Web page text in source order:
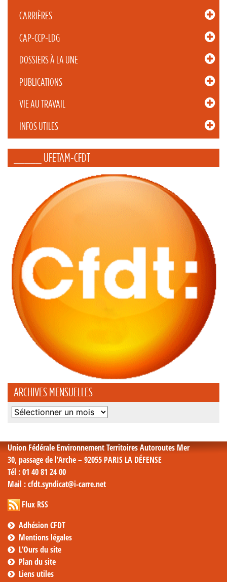
CARRIÈRES
CAP-CCP-LDG
DOSSIERS À LA UNE
PUBLICATIONS
VIE AU TRAVAIL
INFOS UTILES
_____ UFETAM-CFDT
ARCHIVES MENSUELLES
Archives
Union Fédérale Environnement Territoires Autoroutes Mer
30, passage de l’Arche – 92055 PARIS LA DÉFENSE
Tél : 01 40 81 24 00
Mail : cfdt.syndicat@i-carre.net
Flux RSS
Adhésion CFDT
Mentions légales
L’Ours du site
Plan du site
Liens utiles